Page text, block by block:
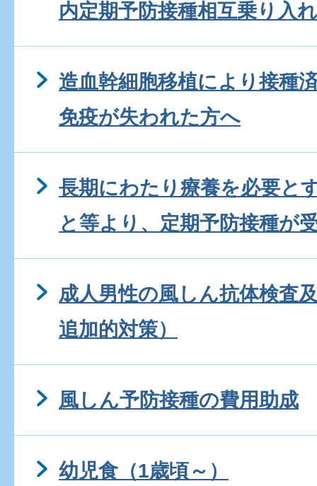
内定期予防接種相互乗り入
造血幹細胞移植により接種
免疫が失われた方へ
長期にわたり療養を必要と
と等より、定期予防接種が
成人男性の風しん抗体検査
追加的対策）
風しん予防接種の費用助成
幼児食（1歳頃～）